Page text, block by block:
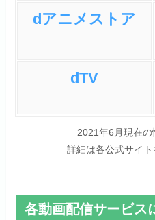
dアニメストア
dTV
2021年6月現在の
詳細は各公式サイト
各動画配信サービス